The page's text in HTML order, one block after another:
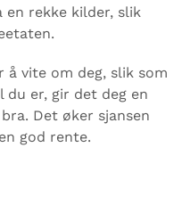
rekke kilder, slik
vite om deg, slik som
du er, gir det deg en
Det øker sjansen
god rente.